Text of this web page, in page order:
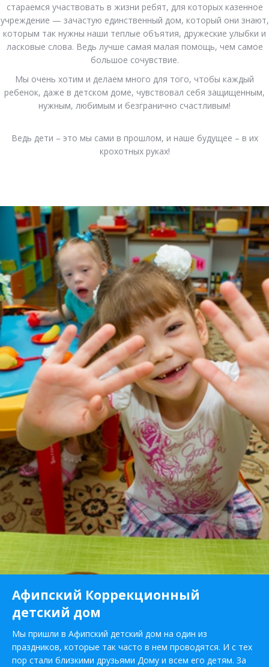
стараемся участвовать в жизни ребят, для которых казенное
учреждение — зачастую единственный дом, который они знают,
которым так нужны наши теплые объятия, дружеские улыбки и
ласковые слова. Ведь лучше самая малая помощь, чем самое
большое сочувствие.
Мы очень хотим и делаем много для того, чтобы каждый
ребенок, даже в детском доме, чувствовал себя защищенным,
нужным, любимым и безгранично счастливым!
Ведь дети – это мы сами в прошлом, и наше будущее – в их
крохотных руках!
Афипский Коррекционный
детский дом
Мы пришли в Афипский детский дом на один из
праздников, которые так часто в нем проводятся. И с тех
пор стали близкими друзьями Дому и всем его детям. За